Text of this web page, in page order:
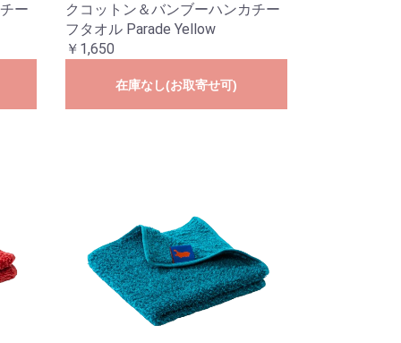
ー
クコットン＆バンブーハンカチー
フタオル Parade Yellow
￥1,650
在庫なし(お取寄せ可)